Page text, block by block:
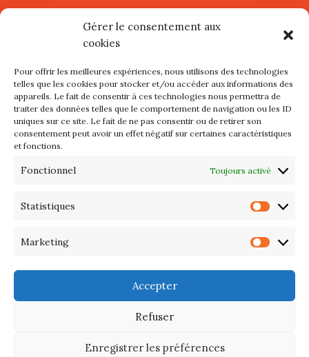
Gérer le consentement aux
cookies
Pour offrir les meilleures expériences, nous utilisons des technologies
telles que les cookies pour stocker et/ou accéder aux informations des
appareils. Le fait de consentir à ces technologies nous permettra de
traiter des données telles que le comportement de navigation ou les ID
uniques sur ce site. Le fait de ne pas consentir ou de retirer son
consentement peut avoir un effet négatif sur certaines caractéristiques
et fonctions.
Fonctionnel Toujours activé
Statistiques
Marketing
Accepter
Refuser
Enregistrer les préférences
mercredi 12 et jeudi 13 août
2026
Les petits formats du Port
d’Orange : Mercredi 22 juillet de
10h à 20h
2026 – Maison du Phare de
d’artistes – 13 et 14 Septembre